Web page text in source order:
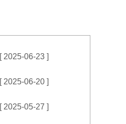
[ 2025-06-23 ]
[ 2025-06-20 ]
[ 2025-05-27 ]